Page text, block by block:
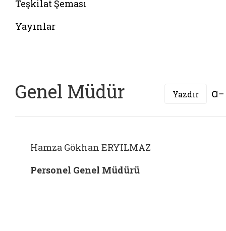
Teşkilat Şeması
Yayınlar
Genel Müdür Yazdır
Hamza Gökhan ERYILMAZ
Personel Genel Müdürü